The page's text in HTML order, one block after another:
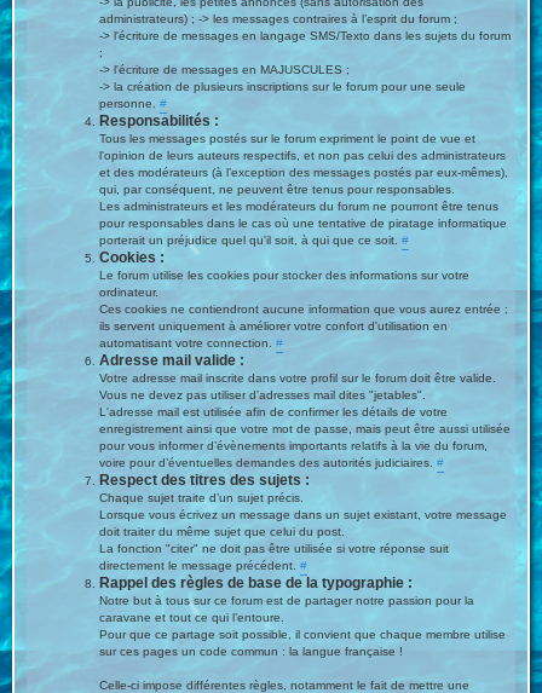
administrateurs) ; -> les messages contraires à l’esprit du forum ;
-> l'écriture de messages en langage SMS/Texto dans les sujets du forum
;
-> l'écriture de messages en MAJUSCULES ;
-> la création de plusieurs inscriptions sur le forum pour une seule
personne.#
Responsabilités :
Tous les messages postés sur le forum expriment le point de vue et
l'opinion de leurs auteurs respectifs, et non pas celui des administrateurs
et des modérateurs (à l’exception des messages postés par eux-mêmes),
qui, par conséquent, ne peuvent être tenus pour responsables.
Les administrateurs et les modérateurs du forum ne pourront être tenus
pour responsables dans le cas où une tentative de piratage informatique
porterait un préjudice quel qu'il soit, à qui que ce soit.#
Cookies :
Le forum utilise les cookies pour stocker des informations sur votre
ordinateur.
Ces cookies ne contiendront aucune information que vous aurez entrée ;
ils servent uniquement à améliorer votre confort d'utilisation en
automatisant votre connection.#
Adresse mail valide :
Votre adresse mail inscrite dans votre profil sur le forum doit être valide.
Vous ne devez pas utiliser d'adresses mail dites "jetables".
L'adresse mail est utilisée afin de confirmer les détails de votre
enregistrement ainsi que votre mot de passe, mais peut être aussi utilisée
pour vous informer d’évènements importants relatifs à la vie du forum,
voire pour d’éventuelles demandes des autorités judiciaires.#
Respect des titres des sujets :
Chaque sujet traite d’un sujet précis.
Lorsque vous écrivez un message dans un sujet existant, votre message
doit traiter du même sujet que celui du post.
La fonction "citer" ne doit pas être utilisée si votre réponse suit
directement le message précédent.#
Rappel des règles de base de la typographie :
Notre but à tous sur ce forum est de partager notre passion pour la
caravane et tout ce qui l’entoure.
Pour que ce partage soit possible, il convient que chaque membre utilise
sur ces pages un code commun : la langue française !
Celle-ci impose différentes règles, notamment le fait de mettre une